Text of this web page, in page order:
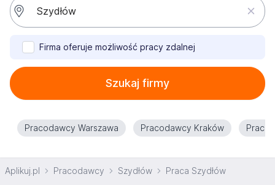
Firma oferuje możliwość pracy zdalnej
Szukaj firmy
Pracodawcy Warszawa Pracodawcy Kraków
Aplikuj.pl Pracodawcy Szydłów Praca Szydłów